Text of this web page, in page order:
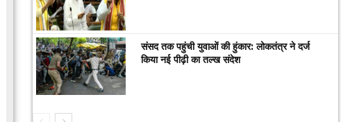
संसद तक पहुंची युवाओं की हुंकार: लोकतंत्र ने दर्ज
किया नई पीढ़ी का तल्ख संदेश